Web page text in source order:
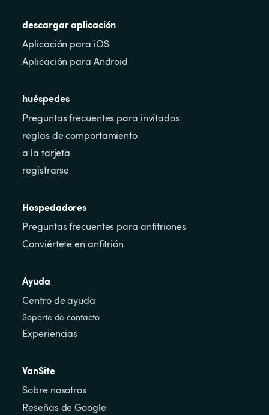
descargar aplicación
Aplicación para iOS
Aplicación para Android
huéspedes
Preguntas frecuentes para invitados
reglas de comportamiento
a la tarjeta
registrarse
Hospedadores
Preguntas frecuentes para anfitriones
Conviértete en anfitrión
Ayuda
Centro de ayuda
Soporte de contacto
Experiencias
VanSite
Sobre nosotros
Reseñas de Google